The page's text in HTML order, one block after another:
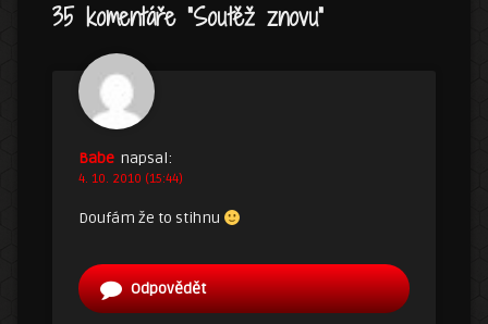
35 komentáře “Soutěž znovu”
Babe napsal:
4. 10. 2010 (15:44)
Doufám že to stihnu
Odpovědět